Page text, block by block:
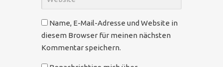
Name, E-Mail-Adresse und Website in
diesem Browser für meinen nächsten
Kommentar speichern.